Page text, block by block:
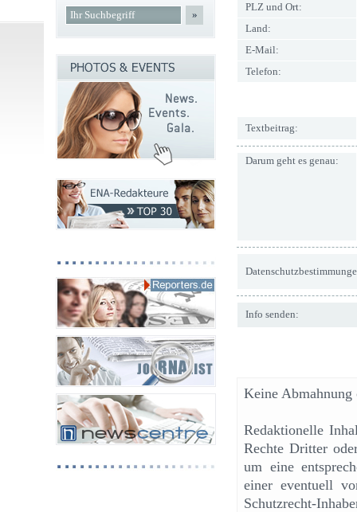
PLZ und Ort:
Land:
E-Mail:
Telefon:
Textbeitrag:
Darum geht es genau:
Info senden:
Keine
Redaktionelle
Rechte Dritter
um eine
einer eventuell
Schutzrecht-
»